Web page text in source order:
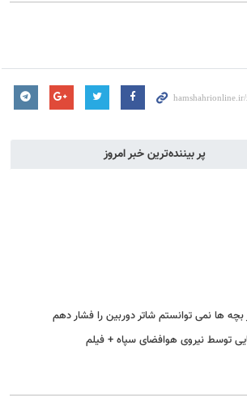
پر بیننده‌ترین خبر امروز
ها نمی‌ توانستم شاتر دوربین را فشار دهم
توسط نیروی هوافضای سپاه + فیلم